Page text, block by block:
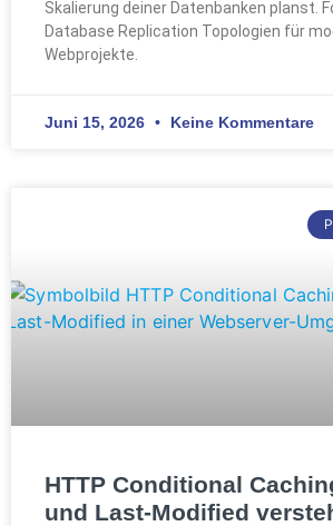
Skalierung deiner Datenbanken planst.
Database Replication Topologien für
Webprojekte.
Juni 15, 2026 Keine Kommentare
HTTP Conditional
und Last-Modified